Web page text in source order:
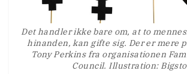
Det handler ikke bare om, at to
hinanden, kan gifte sig. Der er mere
Tony Perkins fra organisationen
Council. Illustration: